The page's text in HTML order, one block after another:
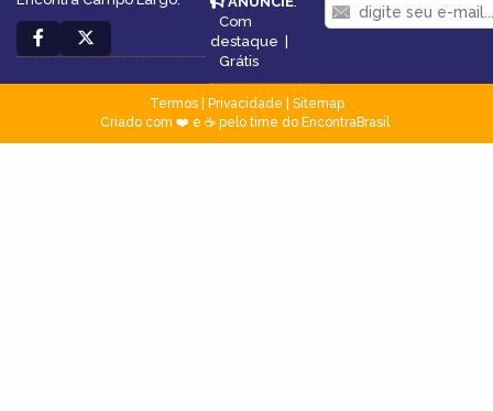
Com
destaque |
Grátis
Termos| Privacidade
Sitemap
Criado com ❤️ e ☕ pelo time do EncontraBrasil